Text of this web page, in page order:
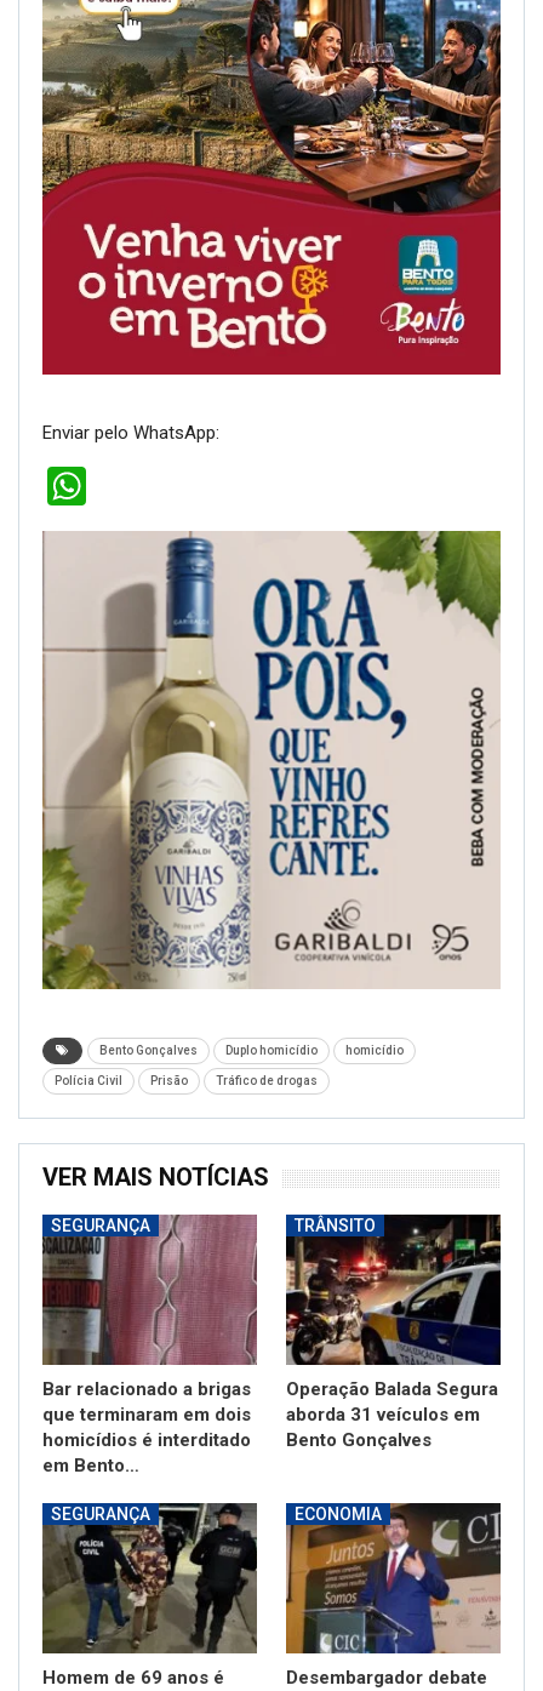
Enviar pelo WhatsApp:
Bento Gonçalves Duplo homicídio homicídio
Polícia Civil Prisão Tráfico de drogas
VER MAIS NOTÍCIAS
SEGURANÇA
Bar relacionado a brigas
que terminaram em dois
homicídios é interditado
em Bento…
TRÂNSITO
Operação Balada Segura
aborda 31 veículos em
Bento Gonçalves
SEGURANÇA
Homem de 69 anos é
ECONOMIA
Desembargador debate